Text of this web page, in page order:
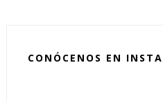
CONÓCENOS EN